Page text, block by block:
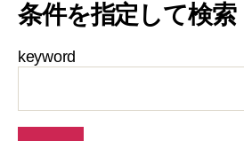
条件を指定して検索
keyword